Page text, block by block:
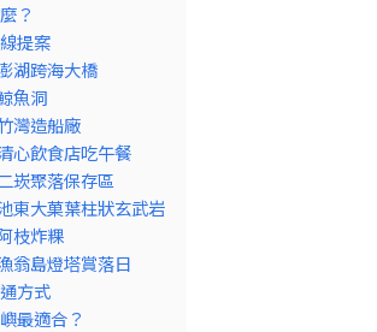
？
提案
湖跨海大橋
魚洞
灣造船廠
心飲食店吃午餐
崁聚落保存區
東大菓葉柱狀玄武岩
枝炸粿
翁島燈塔賞落日
方式
最適合？